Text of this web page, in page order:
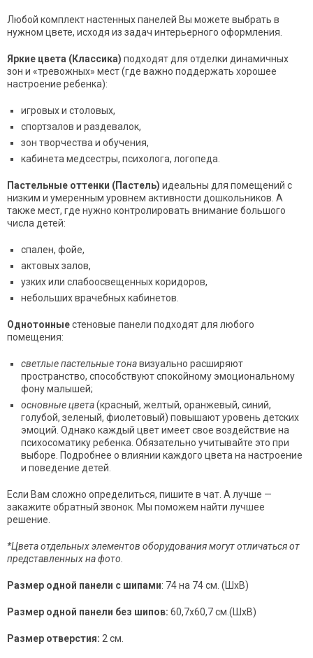
Любой комплект настенных панелей Вы можете выбрать в
нужном цвете, исходя из задач интерьерного оформления.
Яркие цвета (Классика) подходят для отделки динамичных
зон и «тревожных» мест (где важно поддержать хорошее
настроение ребенка):
игровых и столовых,
спортзалов и раздевалок,
зон творчества и обучения,
кабинета медсестры, психолога, логопеда.
Пастельные оттенки (Пастель) идеальны для помещений с
низким и умеренным уровнем активности дошкольников. А
также мест, где нужно контролировать внимание большого
числа детей:
спален, фойе,
актовых залов,
узких или слабоосвещенных коридоров,
небольших врачебных кабинетов.
Однотонныестеновые панели подходят для любого
помещения:
светлые пастельные тонавизуально расширяют
пространство, способствуют спокойному эмоциональному
фону малышей;
основные цвета(красный, желтый, оранжевый, синий,
голубой, зеленый, фиолетовый) повышают уровень детских
эмоций. Однако каждый цвет имеет свое воздействие на
психосоматику ребенка. Обязательно учитывайте это при
выборе. Подробнее о влиянии каждого цвета на настроение
и поведение детей.
Если Вам сложно определиться, пишите в чат. А лучше —
закажите обратный звонок. Мы поможем найти лучшее
решение.
*Цвета отдельных элементов оборудования могут отличаться от
представленных на фото.
Размер одной панели с шипами: 74 на 74 см. (ШхВ)
Размер одной панели без шипов: 60,7х60,7 см.(ШхВ)
Размер отверстия: 2 см.